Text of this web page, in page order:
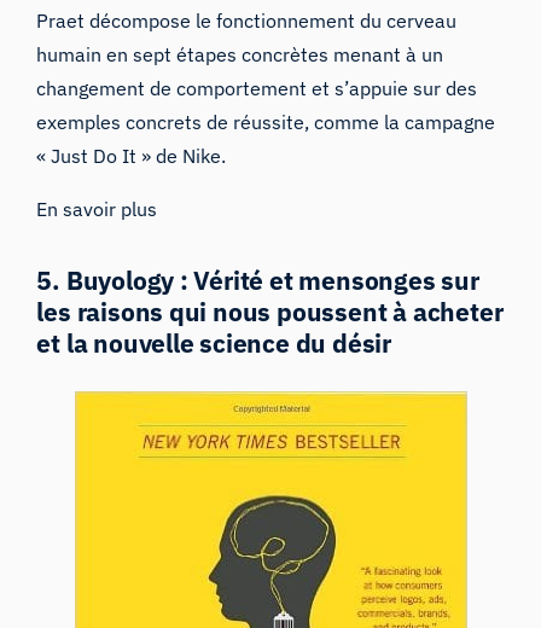
Praet décompose le fonctionnement du cerveau
humain en sept étapes concrètes menant à un
changement de comportement et s’appuie sur des
exemples concrets de réussite, comme la campagne
« Just Do It » de Nike.
En savoir plus
5. Buyology : Vérité et mensonges sur
les raisons qui nous poussent à acheter
et la nouvelle science du désir